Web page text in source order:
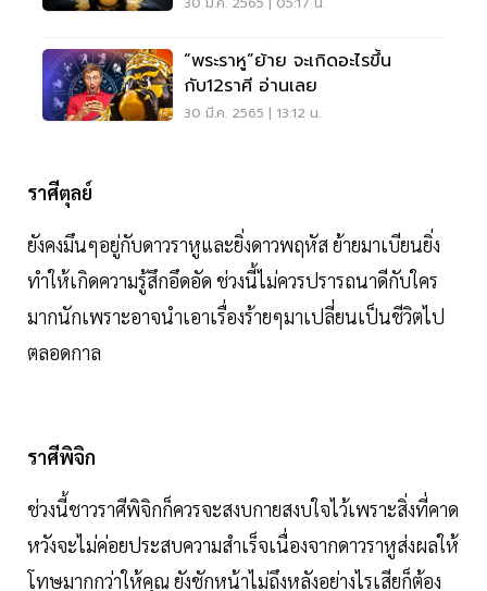
“พระราหู”ย้าย จะเกิดอะไรขึ้น
กับ12ราศี อ่านเลย
30 มี.ค. 2565 | 13:12 น.
ราศีตุลย์
ยังคงมึนๆอยู่กับดาวราหูและยิ่งดาวพฤหัส ย้ายมาเบียนยิ่ง
ทำให้เกิดความรู้สึกอึดอัด ช่วงนี้ไม่ควรปรารถนาดีกับใคร
มากนักเพราะอาจนำเอาเรื่องร้ายๆมาเปลี่ยนเป็นชีวิตไป
ตลอดกาล
ราศีพิจิก
ช่วงนี้ชาวราศีพิจิกก็ควรจะสงบกายสงบใจไว้เพราะสิ่งที่คาด
หวังจะไม่ค่อยประสบความสำเร็จเนื่องจากดาวราหูส่งผลให้
โทษมากกว่าให้คุณ ยังชักหน้าไม่ถึงหลังอย่างไรเสียก็ต้อง